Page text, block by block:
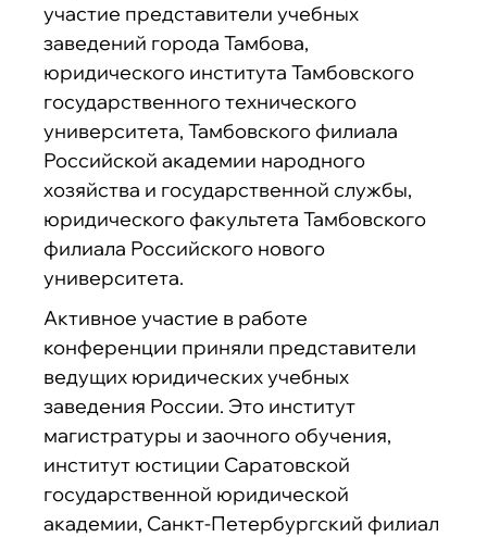
участие представители учебных
заведений города Тамбова,
юридического института Тамбовского
государственного технического
университета, Тамбовского филиала
Российской академии народного
хозяйства и государственной службы,
юридического факультета Тамбовского
филиала Российского нового
университета.
Активное участие в работе
конференции приняли представители
ведущих юридических учебных
заведения России. Это институт
магистратуры и заочного обучения,
институт юстиции Саратовской
государственной юридической
академии, Санкт-Петербургский филиал